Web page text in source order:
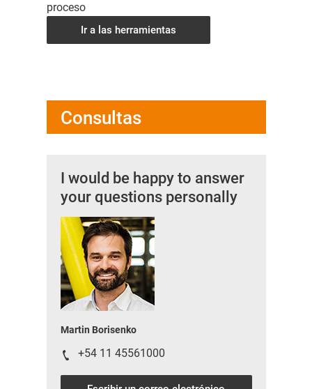
proceso
Ir a las herramientas
Consultas
I would be happy to answer
your questions personally
Martin Borisenko
+54 11 45561000